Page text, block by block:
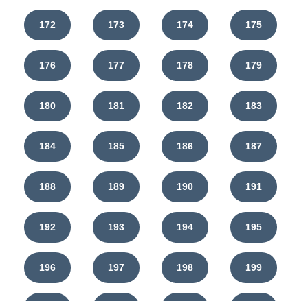
172 173 174 175
176 177 178 179
180 181 182 183
184 185 186 187
188 189 190 191
192 193 194 195
196 197 198 199